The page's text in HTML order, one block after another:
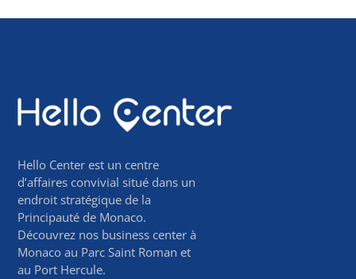
Hello Center est un centre
d’affaires convivial situé dans un
endroit stratégique de la
Principauté de Monaco.
Découvrez nos business center à
Monaco au Parc Saint Roman et
au Port Hercule.